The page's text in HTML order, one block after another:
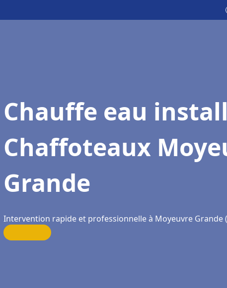
Chauffe eau
Chaffoteaux
Grande
Intervention rapide et professionnelle à Moyeuvre Grande